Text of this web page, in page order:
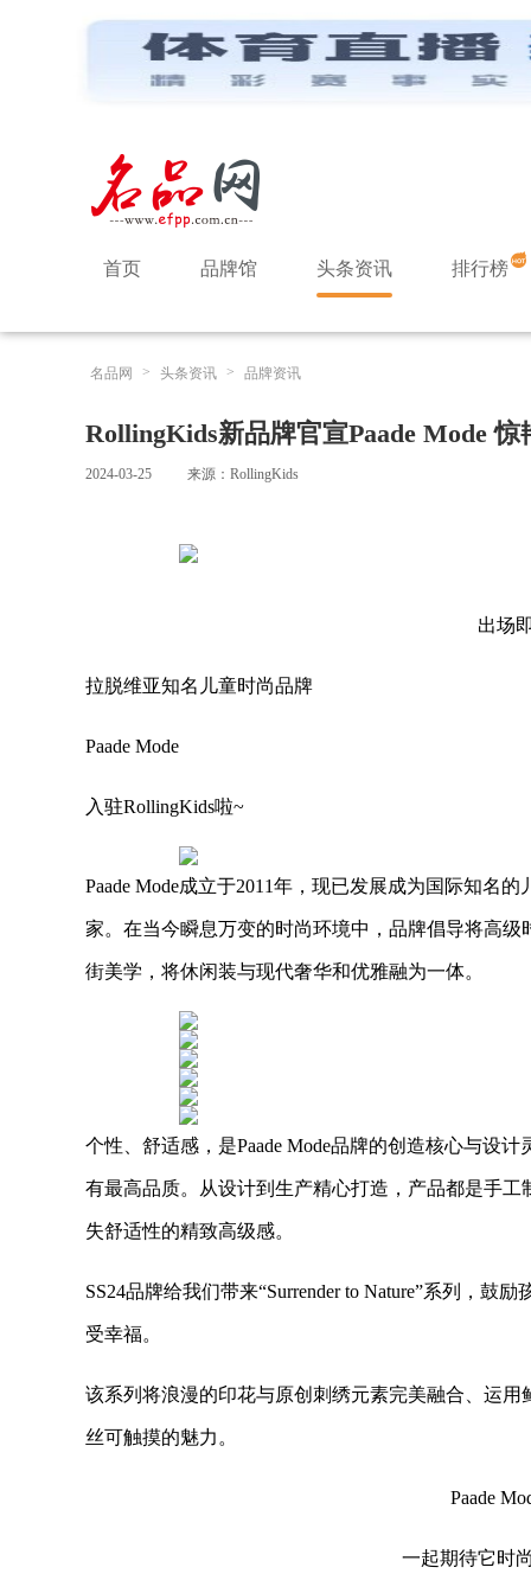
首页 品牌馆 头条资讯 排行榜
名品网 > 头条资讯 > 品牌资讯
RollingKids新品牌官宣Paade Mode 惊
2024-03-25 来源：RollingKids
出场
拉脱维亚知名儿童时尚品牌
Paade Mode
入驻RollingKids啦~
Paade Mode成立于2011年，现已发展成为国际知名
家。在当今瞬息万变的时尚环境中，品牌倡导将高
街美学，将休闲装与现代奢华和优雅融为一体。
个性、舒适感，是Paade Mode品牌的创造核心与设
有最高品质。从设计到生产精心打造，产品都是手
失舒适性的精致高级感。
SS24品牌给我们带来“Surrender to Nature”系列，鼓
受幸福。
该系列将浪漫的印花与原创刺绣元素完美融合、运
丝可触摸的魅力。
Paade
一起期待它时